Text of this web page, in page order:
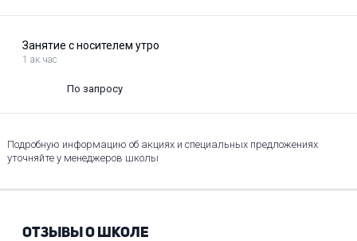
Занятие с носителем утро
1 ак.час
По запросу
Подробную информацию об акциях и специальных предложениях
уточняйте у менеджеров школы
ОТЗЫВЫ О ШКОЛЕ